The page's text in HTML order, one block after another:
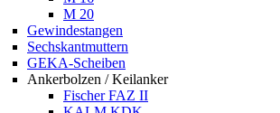
M 20
Gewindestangen
Sechskantmuttern
GEKA-Scheiben
Ankerbolzen / Keilanker
Fischer FAZ II